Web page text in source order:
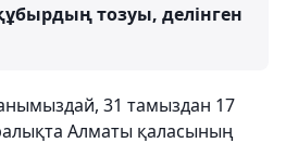
тозуы, делінген
31 тамыздан 17
Алматы қаласының